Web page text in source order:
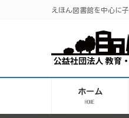
ッ
移
えほん図書館を中心に
ホーム
HOME